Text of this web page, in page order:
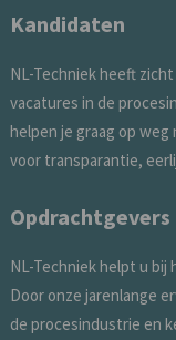
Kandidaten
NL-Techniek heeft
vacatures in de
helpen je graag op weg
voor transparantie,
Opdrachtgevers
NL-Techniek helpt u
Door onze jarenlange
de procesindustrie en